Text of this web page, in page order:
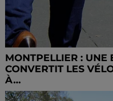
MONTPELLIER : UNE
CONVERTIT LES
À...